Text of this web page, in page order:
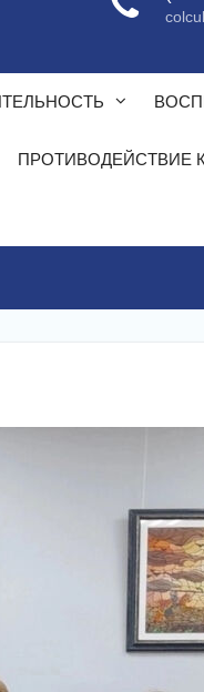
ПРОТИВОДЕЙСТВИЕ